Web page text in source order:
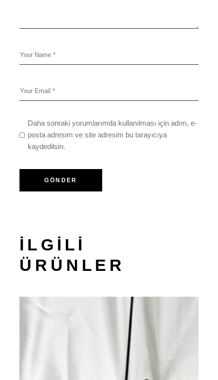
Daha sonraki yorumlarımda kullanılması için adım, e-
posta adresim ve site adresim bu tarayıcıya
kaydedilsin.
GÖNDER
İLGILI
ÜRÜNLER